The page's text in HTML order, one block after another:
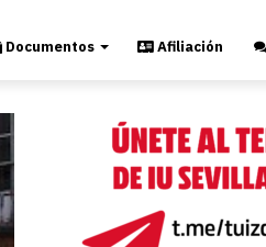
Documentos Afiliación